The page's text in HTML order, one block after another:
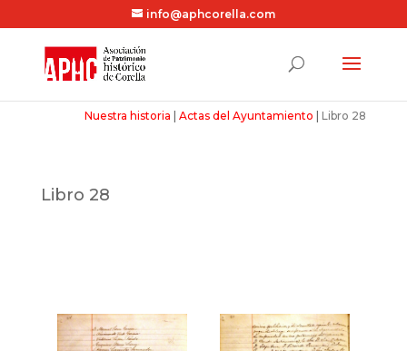
info@aphcorella.com
Nuestra historia |Actas del Ayuntamiento Libro 28
Libro 28